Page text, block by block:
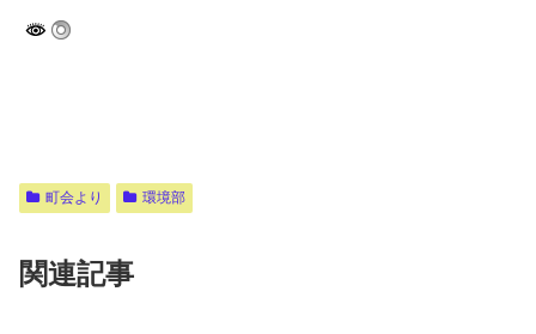
町会より 環境部
関連記事